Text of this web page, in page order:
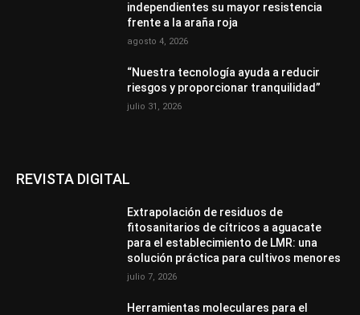
independientes su mayor resistencia
frente a la araña roja
agosto 4, 2026
“Nuestra tecnología ayuda a reducir
riesgos y proporcionar tranquilidad”
julio 31, 2026
REVISTA DIGITAL
Extrapolación de residuos de
fitosanitarios de cítricos a aguacate
para el establecimiento de LMR: una
solución práctica para cultivos menores
julio 7, 2026
Herramientas moleculares para el